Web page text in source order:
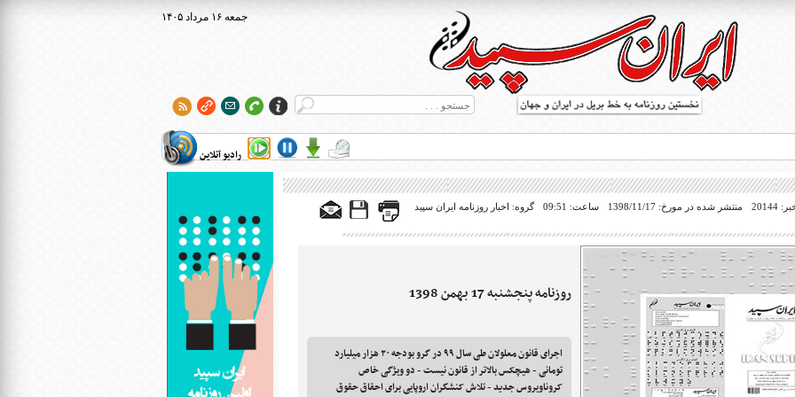
۱۴۰۵ جمعه ۱۶ مرداد
رادیو آنلاین
بریل در جهان
منتشر شده در مورخ: 1398/11/17 ساعت: 09:51 گروه: اخبار روزنامه ایران سپید
روزنامه پنجشنبه 17 بهمن 1398
اجرای قانون معلولان طی سال ۹۹ در گرو بودجه ۲۰ هزار میلیارد
تومانی - هیچکس بالاتر از قانون نیست - دو ویژگی خاص
کروناویروس جدید - تلاش کنشگران اروپایی برای احقاق حقوق